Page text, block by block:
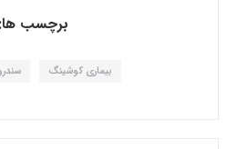
برچسب ها:
بیماری کوشینگ